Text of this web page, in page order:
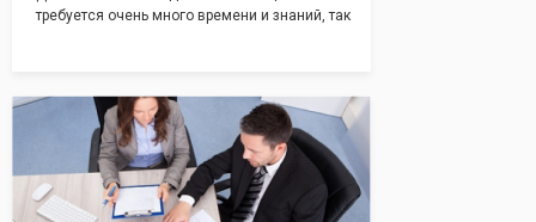
требуется очень много времени и знаний, так
Наша компания предоставит вам свой
уникальный Устав Общества, который
подойдет для любой компании. Устав,
сделанный нашими профессиональными
юристами, успешно проходит регистрацию в
налоговой инспекции!